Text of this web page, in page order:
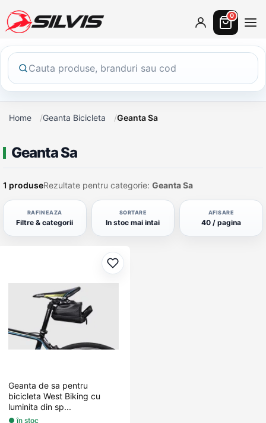
0
Home Geanta Bicicleta Geanta Sa
Geanta Sa
1 produseRezultate pentru categorie: Geanta Sa
RAFINEAZA
Filtre & categorii
SORTARE
In stoc mai intai
AFISARE
40 / pagina
Adaugă la favorite
Geanta de sa pentru
bicicleta West Biking cu
luminita din sp...
● în stoc